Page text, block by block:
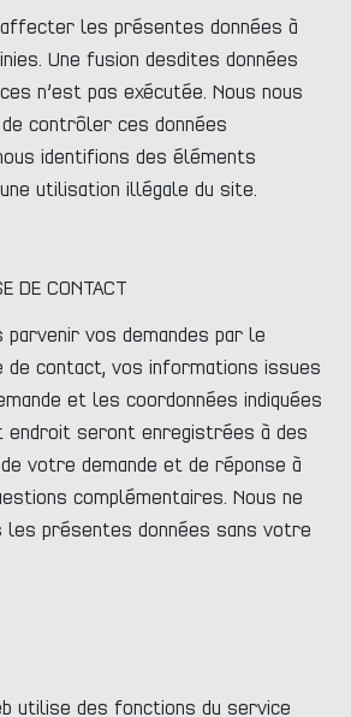
les présentes données à
Une fusion desdites données
n’est pas exécutée. Nous nous
contrôler ces données
identifions des éléments
utilisation illégale du site.
DE CONTACT
vos demandes par le
de contact, vos informations issues
et les coordonnées indiquées
endroit seront enregistrées à des
votre demande et de réponse à
complémentaires. Nous ne
présentes données sans votre
utilise des fonctions du service